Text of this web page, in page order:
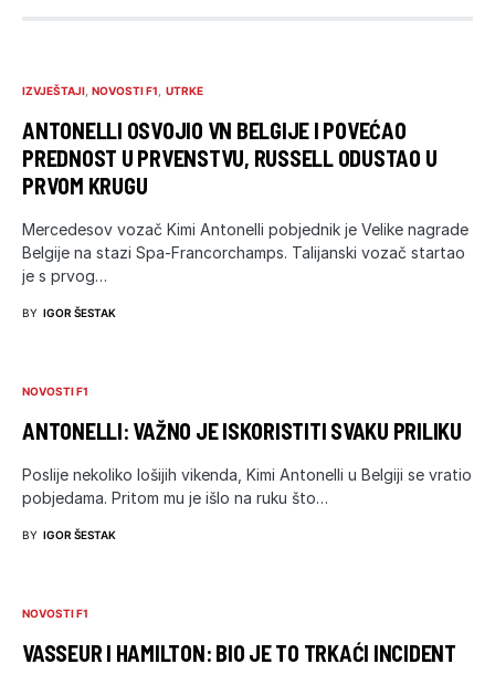
IZVJEŠTAJI NOVOSTI F1 UTRKE
ANTONELLI OSVOJIO VN BELGIJE I POVEĆAO
PREDNOST U PRVENSTVU, RUSSELL ODUSTAO U
PRVOM KRUGU
Mercedesov vozač Kimi Antonelli pobjednik je Velike nagrade
Belgije na stazi Spa-Francorchamps. Talijanski vozač startao
je s prvog…
BY IGOR ŠESTAK
NOVOSTI F1
ANTONELLI: VAŽNO JE ISKORISTITI SVAKU PRILIKU
Poslije nekoliko lošijih vikenda, Kimi Antonelli u Belgiji se vratio
pobjedama. Pritom mu je išlo na ruku što…
BY IGOR ŠESTAK
NOVOSTI F1
VASSEUR I HAMILTON: BIO JE TO TRKAĆI INCIDENT